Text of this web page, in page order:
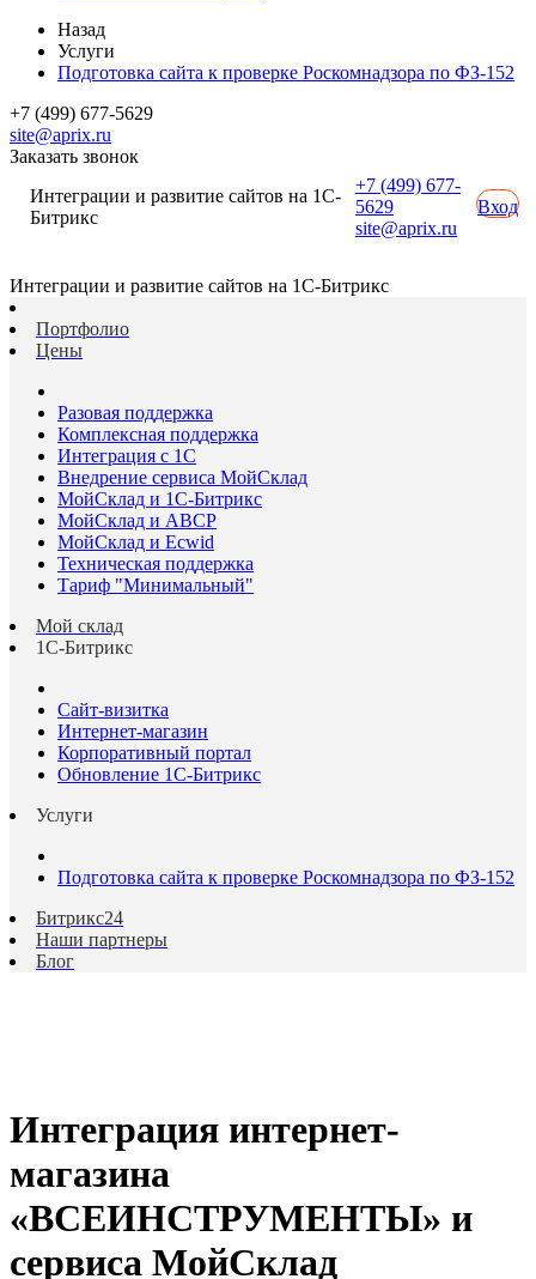
Назад
Услуги
Подготовка сайта к проверке Роскомнадзора по ФЗ-152
+7 (499) 677-5629
site@aprix.ru
Заказать звонок
Интеграции и развитие сайтов на 1С-
Битрикс
+7 (499) 677-
5629
site@aprix.ru
Вход
Интеграции и развитие сайтов на 1С-Битрикс
Портфолио
Цены
Разовая поддержка
Комплексная поддержка
Интеграция с 1С
Внедрение сервиса МойСклад
МойСклад и 1С-Битрикс
МойСклад и ABCP
МойСклад и Ecwid
Техническая поддержка
Тариф "Минимальный"
Мой склад
1С-Битрикс
Сайт-визитка
Интернет-магазин
Корпоративный портал
Обновление 1С-Битрикс
Услуги
Подготовка сайта к проверке Роскомнадзора по ФЗ-152
Битрикс24
Наши партнеры
Блог
Интеграция интернет-
магазина
«ВСЕИНСТРУМЕНТЫ» и
сервиса МойСклад